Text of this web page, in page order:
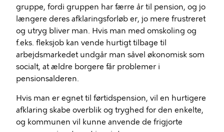
gruppe, fordi gruppen har færre år til pension, og jo
længere deres afklaringsforløb er, jo mere frustreret
og utryg bliver man. Hvis man med omskoling og
f.eks. fleksjob kan vende hurtigt tilbage til
arbejdsmarkedet undgår man såvel økonomisk som
socialt, at ældre borgere får problemer i
pensionsalderen.
Hvis man er egnet til førtidspension, vil en hurtigere
afklaring skabe overblik og tryghed for den enkelte,
og kommunen vil kunne anvende de frigjorte